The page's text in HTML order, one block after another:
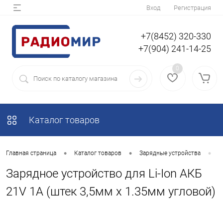
Вход Регистрация
+7(8452) 320-330
+7(904) 241-14-25
0
Каталог товаров
Главная страница • Каталог товаров • Зарядные устройства •
Зарядное устройство для Li-Ion АКБ
21V 1A (штек 3,5мм х 1.35мм угловой)